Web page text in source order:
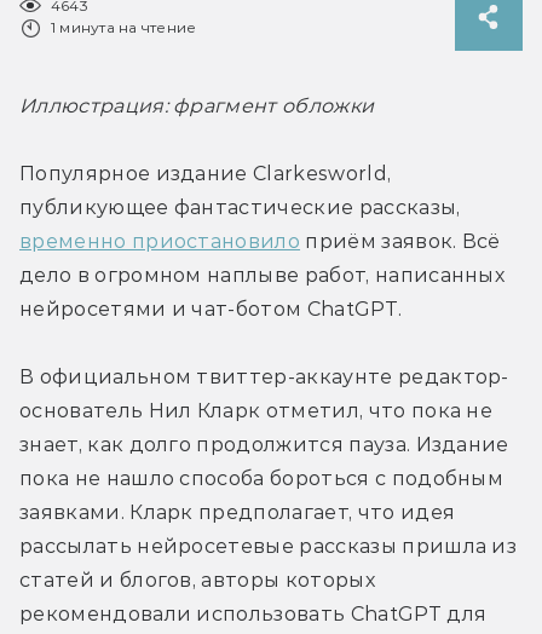
4643
1 минута на чтение
Иллюстрация: фрагмент обложки
Популярное издание Clarkesworld,
временно приостановило приём заявок. Всё
дело в огромном наплыве работ, написанных
нейросетями и чат-ботом ChatGPT.
В официальном твиттер-аккаунте редактор-
основатель Нил Кларк отметил, что пока не
знает, как долго продолжится пауза. Издание
пока не нашло способа бороться с подобным
заявками. Кларк предполагает, что идея
рассылать нейросетевые рассказы пришла из
статей и блогов, авторы которых
рекомендовали использовать ChatGPT для